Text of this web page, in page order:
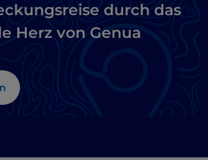
durch das
Herz von Genua